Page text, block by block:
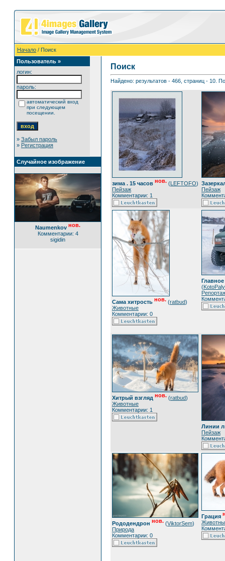
Начало / Поиск
Пользователь »
логин:
пароль:
автоматический вход
при следующем
посещении.
» Забыл пароль
» Регистрация
Случайное изображение
Naumenkov нов.
Комментарии: 4
sigidin
Поиск
Найдено: результатов - 466, страниц - 10.
зима . 15 часов нов. (LEFTOFO)
Пейзаж
Комментарии: 1
Пейзаж
Сама хитрость нов. (ratbud)
Животные
Комментарии: 0
Главное
(
Хитрый взгляд нов. (ratbud)
Животные
Комментарии: 1
Линии
Пейзаж
Рододендрон нов. (ViktorSem)
Природа
Комментарии: 0
Грация